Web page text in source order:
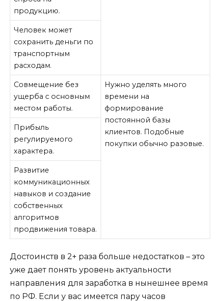
продукцию.
Человек может
сохранить деньги по
транспортным
расходам.
Совмещение без
ущерба с основным
местом работы.
Нужно уделять много
времени на
формирование
постоянной базы
клиентов. Подобные
покупки обычно разовые.
Прибыль
регулируемого
характера.
Развитие
коммуникационных
навыков и создание
собственных
алгоритмов
продвижения товара.
Достоинств в 2+ раза больше недостатков – это
уже дает понять уровень актуальности
направления для заработка в нынешнее время
по РФ. Если у вас имеется пару часов